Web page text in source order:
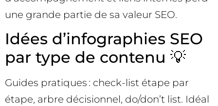
une grande partie de sa valeur SEO.
Idées d’infographies SEO
par type de contenu 💡
Guides pratiques : check-list étape par
étape, arbre décisionnel, do/don’t list. Idéal